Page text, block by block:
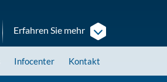
Erfahren Sie mehr
Infocenter Kontakt